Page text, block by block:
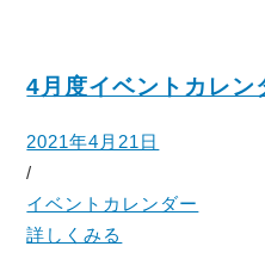
4月度イベントカレン
2021年4月21日
/
イベントカレンダー
詳しくみる